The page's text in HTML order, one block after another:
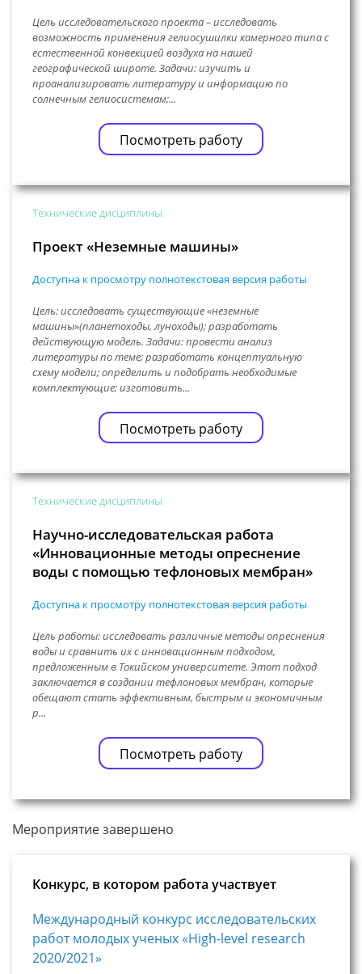
Цель исследовательского проекта – исследовать
возможность применения гелиосушилки камерного типа с
естественной конвекцией воздуха на нашей
географической широте. Задачи: изучить и
проанализировать литературу и информацию по
солнечным гелиосистемам;...
Посмотреть работу
Технические дисциплины
Проект «Неземные машины»
Доступна к просмотру полнотекстовая версия работы
Цель: исследовать существующие «неземные
машины»(планетоходы, луноходы); разработать
действующую модель. Задачи: провести анализ
литературы по теме; разработать концептуальную
схему модели; определить и подобрать необходимые
комплектующие; изготовить...
Посмотреть работу
Технические дисциплины
Научно-исследовательская работа
«Инновационные методы опреснение
воды с помощью тефлоновых мембран»
Доступна к просмотру полнотекстовая версия работы
Цель работы: исследовать различные методы опреснения
воды и сравнить их с инновационным подходом,
предложенным в Токийском университете. Этот подход
заключается в создании тефлоновых мембран, которые
обещают стать эффективным, быстрым и экономичным
р...
Посмотреть работу
Мероприятие завершено
Конкурс, в котором работа участвует
Международный конкурс исследовательских
работ молодых ученых «High-level research
2020/2021»